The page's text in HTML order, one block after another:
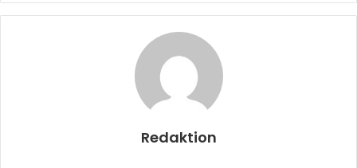
Redaktion